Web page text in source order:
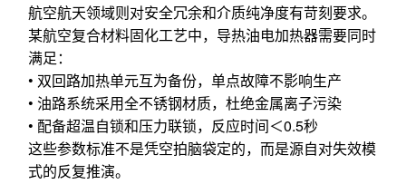
航空航天领域则对安全冗余和介质纯净度有苛刻要求。
某航空复合材料固化工艺中，导热油电加热器需要同时
满足：
• 双回路加热单元互为备份，单点故障不影响生产
• 油路系统采用全不锈钢材质，杜绝金属离子污染
• 配备超温自锁和压力联锁，反应时间＜0.5秒
这些参数标准不是凭空拍脑袋定的，而是源自对失效模
式的反复推演。